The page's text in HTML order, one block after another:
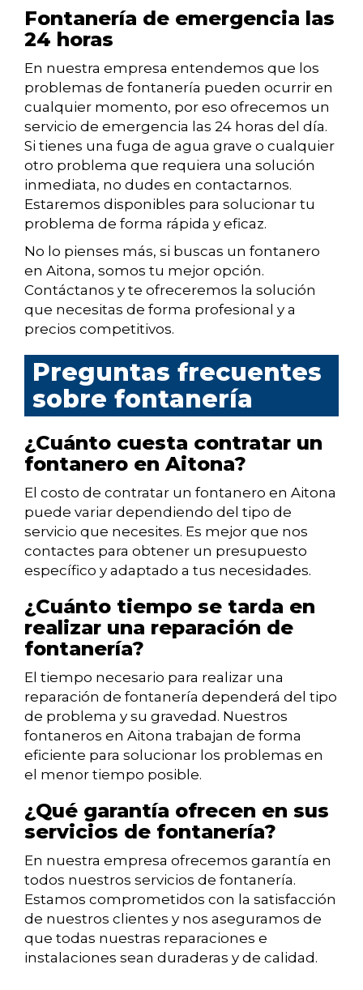
Fontanería de emergencia las
24 horas
En nuestra empresa entendemos que los
problemas de fontanería pueden ocurrir en
cualquier momento, por eso ofrecemos un
servicio de emergencia las 24 horas del día.
Si tienes una fuga de agua grave o cualquier
otro problema que requiera una solución
inmediata, no dudes en contactarnos.
Estaremos disponibles para solucionar tu
problema de forma rápida y eficaz.
No lo pienses más, si buscas un fontanero
en Aitona, somos tu mejor opción.
Contáctanos y te ofreceremos la solución
que necesitas de forma profesional y a
precios competitivos.
Preguntas frecuentes
sobre fontanería
¿Cuánto cuesta contratar un
fontanero en Aitona?
El costo de contratar un fontanero en Aitona
puede variar dependiendo del tipo de
servicio que necesites. Es mejor que nos
contactes para obtener un presupuesto
específico y adaptado a tus necesidades.
¿Cuánto tiempo se tarda en
realizar una reparación de
fontanería?
El tiempo necesario para realizar una
reparación de fontanería dependerá del tipo
de problema y su gravedad. Nuestros
fontaneros en Aitona trabajan de forma
eficiente para solucionar los problemas en
el menor tiempo posible.
¿Qué garantía ofrecen en sus
servicios de fontanería?
En nuestra empresa ofrecemos garantía en
todos nuestros servicios de fontanería.
Estamos comprometidos con la satisfacción
de nuestros clientes y nos aseguramos de
que todas nuestras reparaciones e
instalaciones sean duraderas y de calidad.